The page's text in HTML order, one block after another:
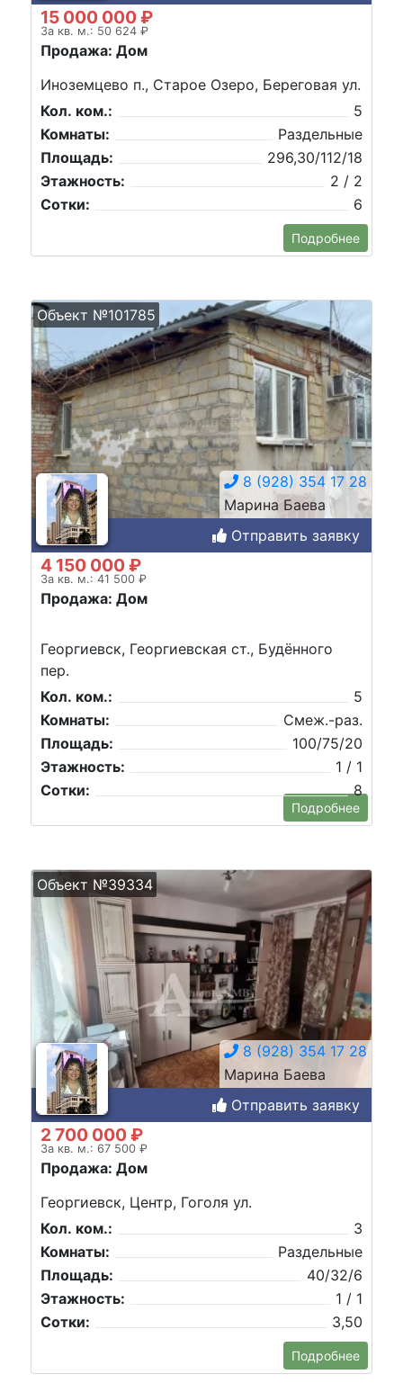
15 000 000 ₽
За кв. м.: 50 624 ₽
Продажа: Дом
Иноземцево п., Старое Озеро, Береговая ул.
Кол. ком.:
5
Комнаты:
Раздельные
Площадь:
296,30/112/18
Этажность:
2 / 2
Сотки:
6
Подробнее
Объект №101785
8 (928) 354 17 28
Марина Баева
Отправить заявку
4 150 000 ₽
За кв. м.: 41 500 ₽
Продажа: Дом
Георгиевск, Георгиевская ст., Будённого
пер.
Кол. ком.:
5
Комнаты:
Смеж.-раз.
Площадь:
100/75/20
Этажность:
1 / 1
Сотки:
8
Подробнее
Объект №39334
8 (928) 354 17 28
Марина Баева
Отправить заявку
2 700 000 ₽
За кв. м.: 67 500 ₽
Продажа: Дом
Георгиевск, Центр, Гоголя ул.
Кол. ком.:
3
Комнаты:
Раздельные
Площадь:
40/32/6
Этажность:
1 / 1
Сотки:
3,50
Подробнее